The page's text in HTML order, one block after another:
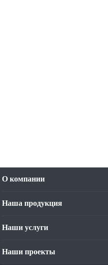
О компании
Наша продукция
Наши услуги
Наши проекты